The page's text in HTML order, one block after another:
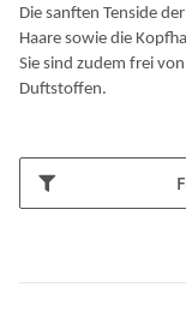
Die sanften Tenside
Haare sowie die
Sie sind zudem frei
Duftstoffen.